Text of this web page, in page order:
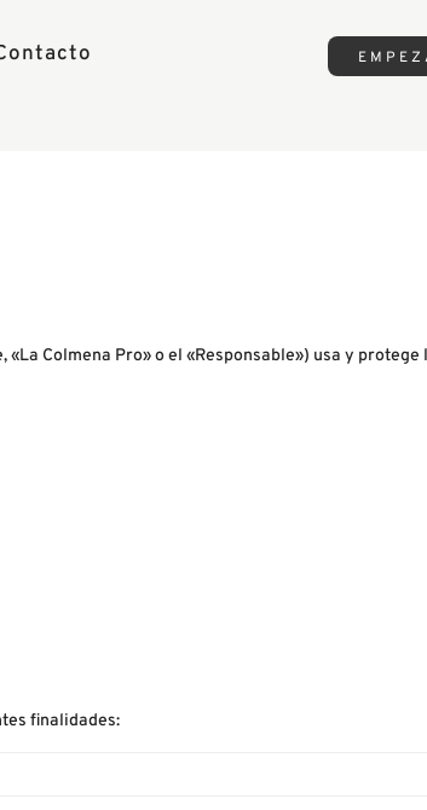
«La Colmena Pro» o el «Responsable») usa y protege
finalidades: